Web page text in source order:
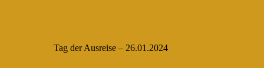
Tag der Ausreise – 26.01.2024